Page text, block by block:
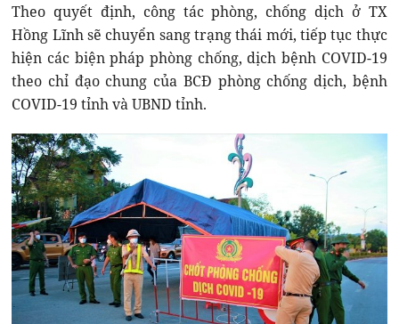
Theo quyết định, công tác phòng, chống dịch ở TX
Hồng Lĩnh sẽ chuyển sang trạng thái mới, tiếp tục thực
hiện các biện pháp phòng chống, dịch bệnh COVID-19
theo chỉ đạo chung của BCĐ phòng chống dịch, bệnh
COVID-19 tỉnh và UBND tỉnh.